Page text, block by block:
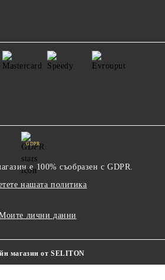
GDPR
е 100% съобразен с GDPR.
нашата политика
лични данни
магазин от SELITON